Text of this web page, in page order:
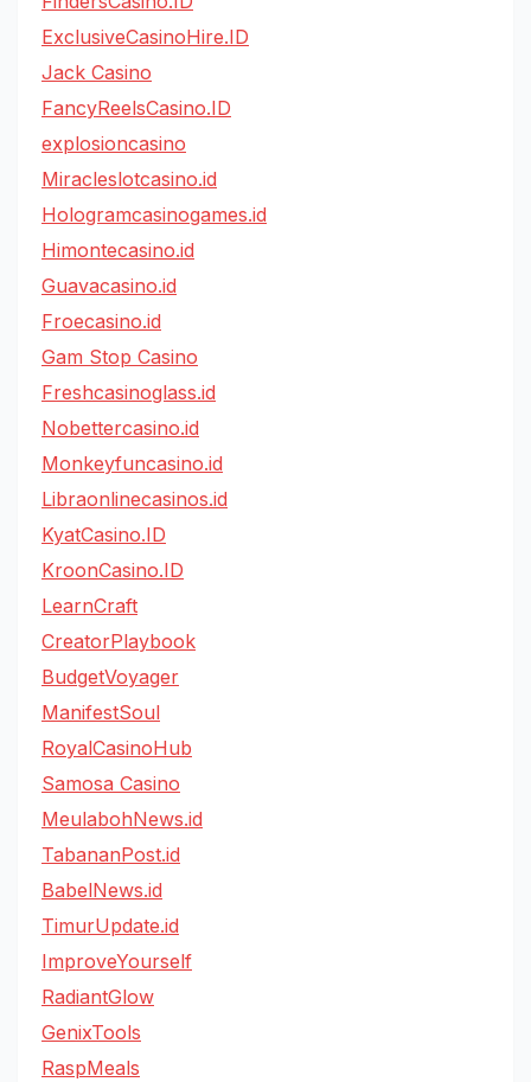
ExclusiveCasinoHire.ID
Jack Casino
FancyReelsCasino.ID
explosioncasino
Miracleslotcasino.id
Hologramcasinogames.id
Himontecasino.id
Guavacasino.id
Froecasino.id
Gam Stop Casino
Freshcasinoglass.id
Nobettercasino.id
Monkeyfuncasino.id
Libraonlinecasinos.id
KyatCasino.ID
KroonCasino.ID
LearnCraft
CreatorPlaybook
BudgetVoyager
ManifestSoul
RoyalCasinoHub
Samosa Casino
MeulabohNews.id
TabananPost.id
BabelNews.id
TimurUpdate.id
ImproveYourself
RadiantGlow
GenixTools
RaspMeals